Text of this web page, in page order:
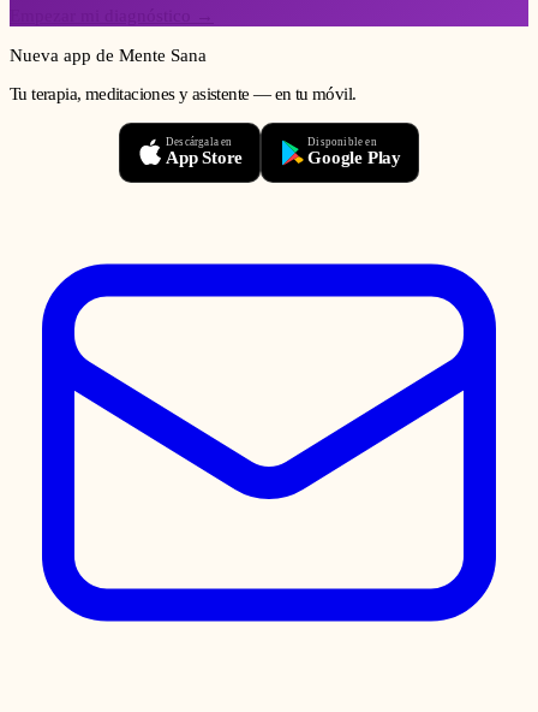
Nueva app de Mente Sana
Tu terapia, meditaciones y asistente — en tu móvil.
Descárgala en
App Store
Disponible en
Google Play